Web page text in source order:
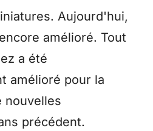
Aujourd'hui,
amélioré. Tout
a été
amélioré pour la
nouvelles
précédent.